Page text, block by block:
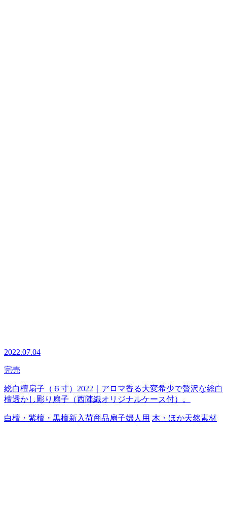
2022.07.04
完売
総白檀扇子（６寸）2022｜アロマ香る大変希少で贅沢な総白
檀透かし彫り扇子（西陣織オリジナルケース付）。
白檀・紫檀・黒檀新入荷商品扇子婦人用 木・ほか天然素材